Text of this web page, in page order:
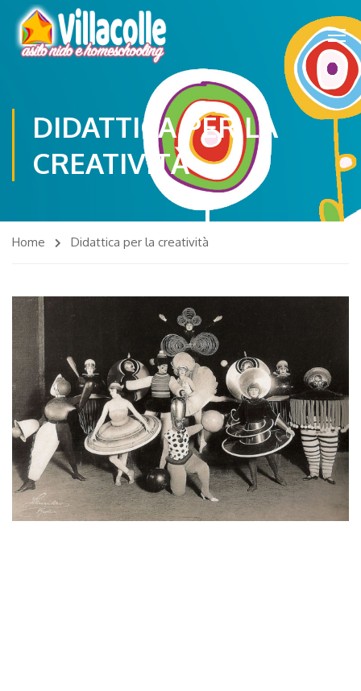
DIDATTICA PER LA
CREATIVITÀ
Home Didattica per la creatività